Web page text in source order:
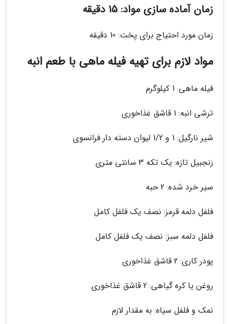
زمان آماده سازی مواد: 15 دقیقه
زمان مورد احتیاج برای پخت: 10 دقیقه
مواد لازم برای تهیه فیله ماهی با طعم انبه
فیله ماهی: 1 کیلوگرم
ترشی انبه: 1 قاشق غذاخوری
شیر نارگیل: 1 و 1/2 لیوان دسته دار فرانسوی
زنجبیل تازه: یک تکه 3 سانتی متری
سیر خرد شده: 2 حبه
فلفل دلمه قرمز: نصف یک فلفل کامل
فلفل دلمه سبز: نصف یک فلفل کامل
پودر کاری: 2 قاشق غذاخوری
روغن یا کره گیاهی: 2 قاشق غذاخوری
نمک و فلفل سیاه: به مقدار لازم